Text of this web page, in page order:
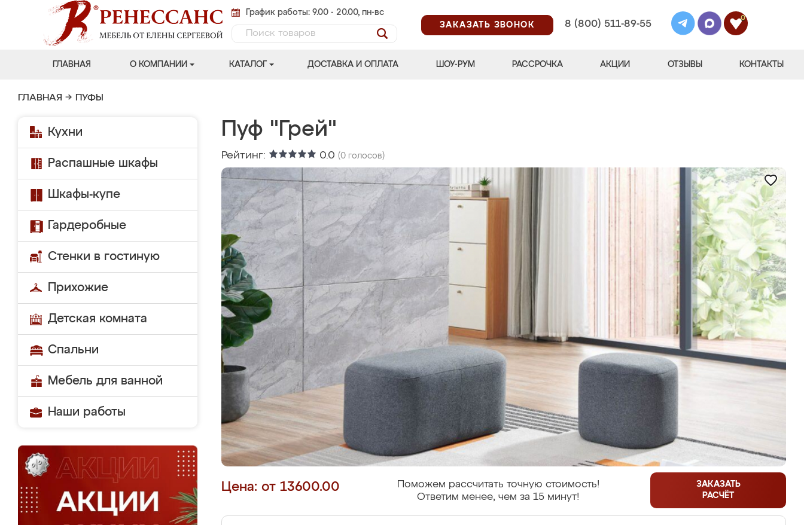
График работы: 9.00 - 20.00, пн-вс
ЗАКАЗАТЬ ЗВОНОК
8 (800) 511-89-55
0
ГЛАВНАЯ О КОМПАНИИ КАТАЛОГ ДОСТАВКА И ОПЛАТА ШОУ-РУМ РАССРОЧКА АКЦИИ ОТЗЫВЫ КОНТАКТЫ
ГЛАВНАЯ → ПУФЫ
Кухни
Распашные шкафы
Шкафы-купе
Гардеробные
Стенки в гостиную
Прихожие
Детская комната
Спальни
Мебель для ванной
Наши работы
Пуф "Грей"
Рейтинг: 0.0 (0 голосов)
Цена: от 13600.00
Поможем рассчитать точную стоимость!
Ответим менее, чем за 15 минут!
ЗАКАЗАТЬ
РАСЧЁТ